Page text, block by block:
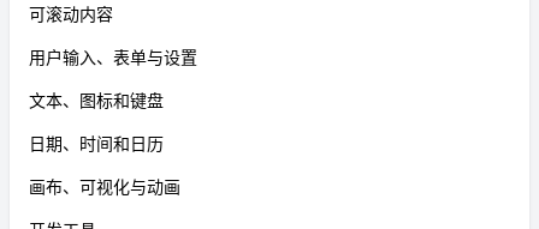
可滚动内容
用户输入、表单与设置
文本、图标和键盘
日期、时间和日历
画布、可视化与动画